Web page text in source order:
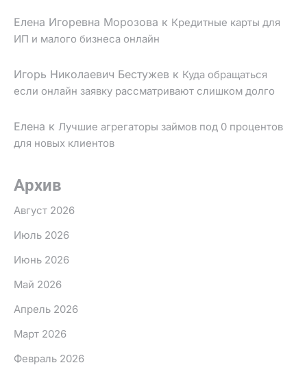
Елена Игоревна Морозова к Кредитные карты для
ИП и малого бизнеса онлайн
Игорь Николаевич Бестужев к Куда обращаться
если онлайн заявку рассматривают слишком долго
Елена к Лучшие агрегаторы займов под 0 процентов
для новых клиентов
Архив
Август 2026
Июль 2026
Июнь 2026
Май 2026
Апрель 2026
Март 2026
Февраль 2026